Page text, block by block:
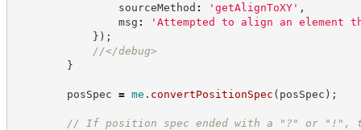
sourceMethod : ' getAlignToXY' ,
msg : ' Attempted to align an element
} ) ;
//</debug>
}
posSpec = me . convertPositionSpec ( posSpec ) ;
// If position spec ended with a "?" or "!",